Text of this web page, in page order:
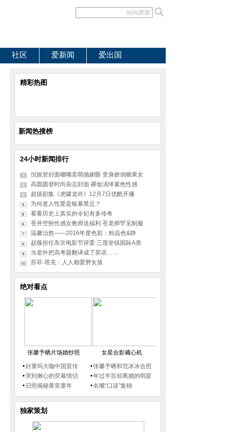
社区 爱新闻 爱出国
精彩热图
新闻热搜榜
24小时新闻排行
倪妮登封面嘟嘴卖萌抛媚眼 变身娇俏糖果女
高圆圆登时尚杂志封面 裸妆演绎素色性感
超级剧集《虎啸龙吟》12月7日优酷开播
为何老人性爱是银幕禁忌？
看看历史上真实的令妃有多传奇
苍井空扮性感女教师送福利 苍老师罕见制服
温馨治愈——2016年度色彩：粉晶色&静
赵薇担任东京电影节评委 三度坐镇国际A类
当老外把高考题翻译成了英语……
苏菲·塔克：人人都爱胖女孩
绝对看点
张馨予晒片场婚纱照
女星合影藏心机
好莱坞大咖中国宣传
哭到揪心的荧幕情侣
旧照揭秘黄奕童年
张馨予晒和范冰冰合照
年过半百却离婚的明星
名嘴“口误”集锦
独家策划